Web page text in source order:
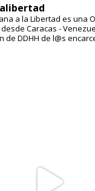
a la Libertad es una
Caracas -
de DDHH de l@s